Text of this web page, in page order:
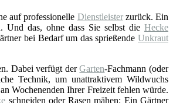
auf professionelle Dienstleisterzurück. Ein
Und das, ohne dass Sie selbst dieHecke
bei Bedarf um das sprießendeUnkraut
Dabei verfügt derGarten-Fachmann (oder
Technik, um unattraktivem Wildwuchs
Wochenenden Ihrer Freizeit fehlen würde.
schneiden oder Rasen mähen: Ein Gärtner